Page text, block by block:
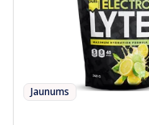
Jaunums